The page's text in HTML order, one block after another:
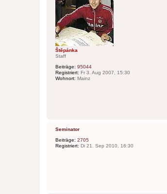
Štěpánka
Staff
Beiträge: 95044
Registriert: Fr 3. Aug 2007, 15:30
Wohnort: Mainz
Seminator
Beiträge: 2705
Registriert: Di 21. Sep 2010, 16:30